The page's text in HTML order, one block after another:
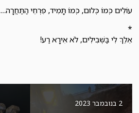
עוֹלִים כְּמוֹ כְּלוּם, כְּמוֹ תָּמִיד, פִּרְחֵי הַתַּחֲרָה…
*
אֵלֵךְ לִי בַּשְּׁבִילִים, לֹא אִירָא רַע!
2 בנובמבר 2023